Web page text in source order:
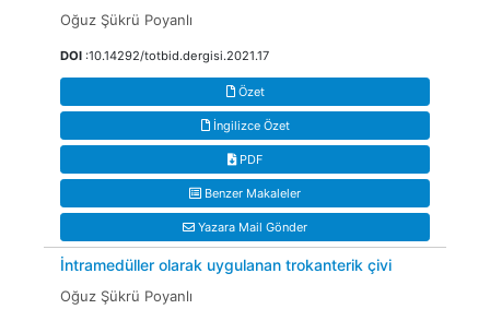
Oğuz Şükrü Poyanlı
DOI :10.14292/totbid.dergisi.2021.17
Özet
İngilizce Özet
PDF
Benzer Makaleler
Yazara Mail Gönder
İntramedüller olarak uygulanan trokanterik çivi
Oğuz Şükrü Poyanlı